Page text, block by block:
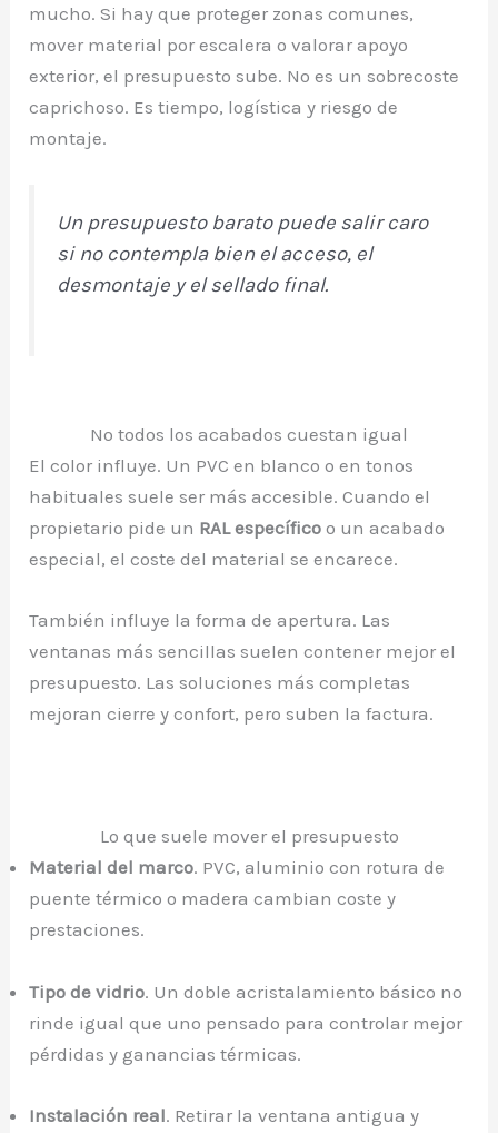
mucho. Si hay que proteger zonas comunes,
mover material por escalera o valorar apoyo
exterior, el presupuesto sube. No es un sobrecoste
caprichoso. Es tiempo, logística y riesgo de
montaje.
Un presupuesto barato puede salir caro
si no contempla bien el acceso, el
desmontaje y el sellado final.
No todos los acabados cuestan igual
El color influye. Un PVC en blanco o en tonos
habituales suele ser más accesible. Cuando el
propietario pide un RAL específico o un acabado
especial, el coste del material se encarece.
También influye la forma de apertura. Las
ventanas más sencillas suelen contener mejor el
presupuesto. Las soluciones más completas
mejoran cierre y confort, pero suben la factura.
Lo que suele mover el presupuesto
Material del marco. PVC, aluminio con rotura de
puente térmico o madera cambian coste y
prestaciones.
Tipo de vidrio. Un doble acristalamiento básico no
rinde igual que uno pensado para controlar mejor
pérdidas y ganancias térmicas.
Instalación real. Retirar la ventana antigua y